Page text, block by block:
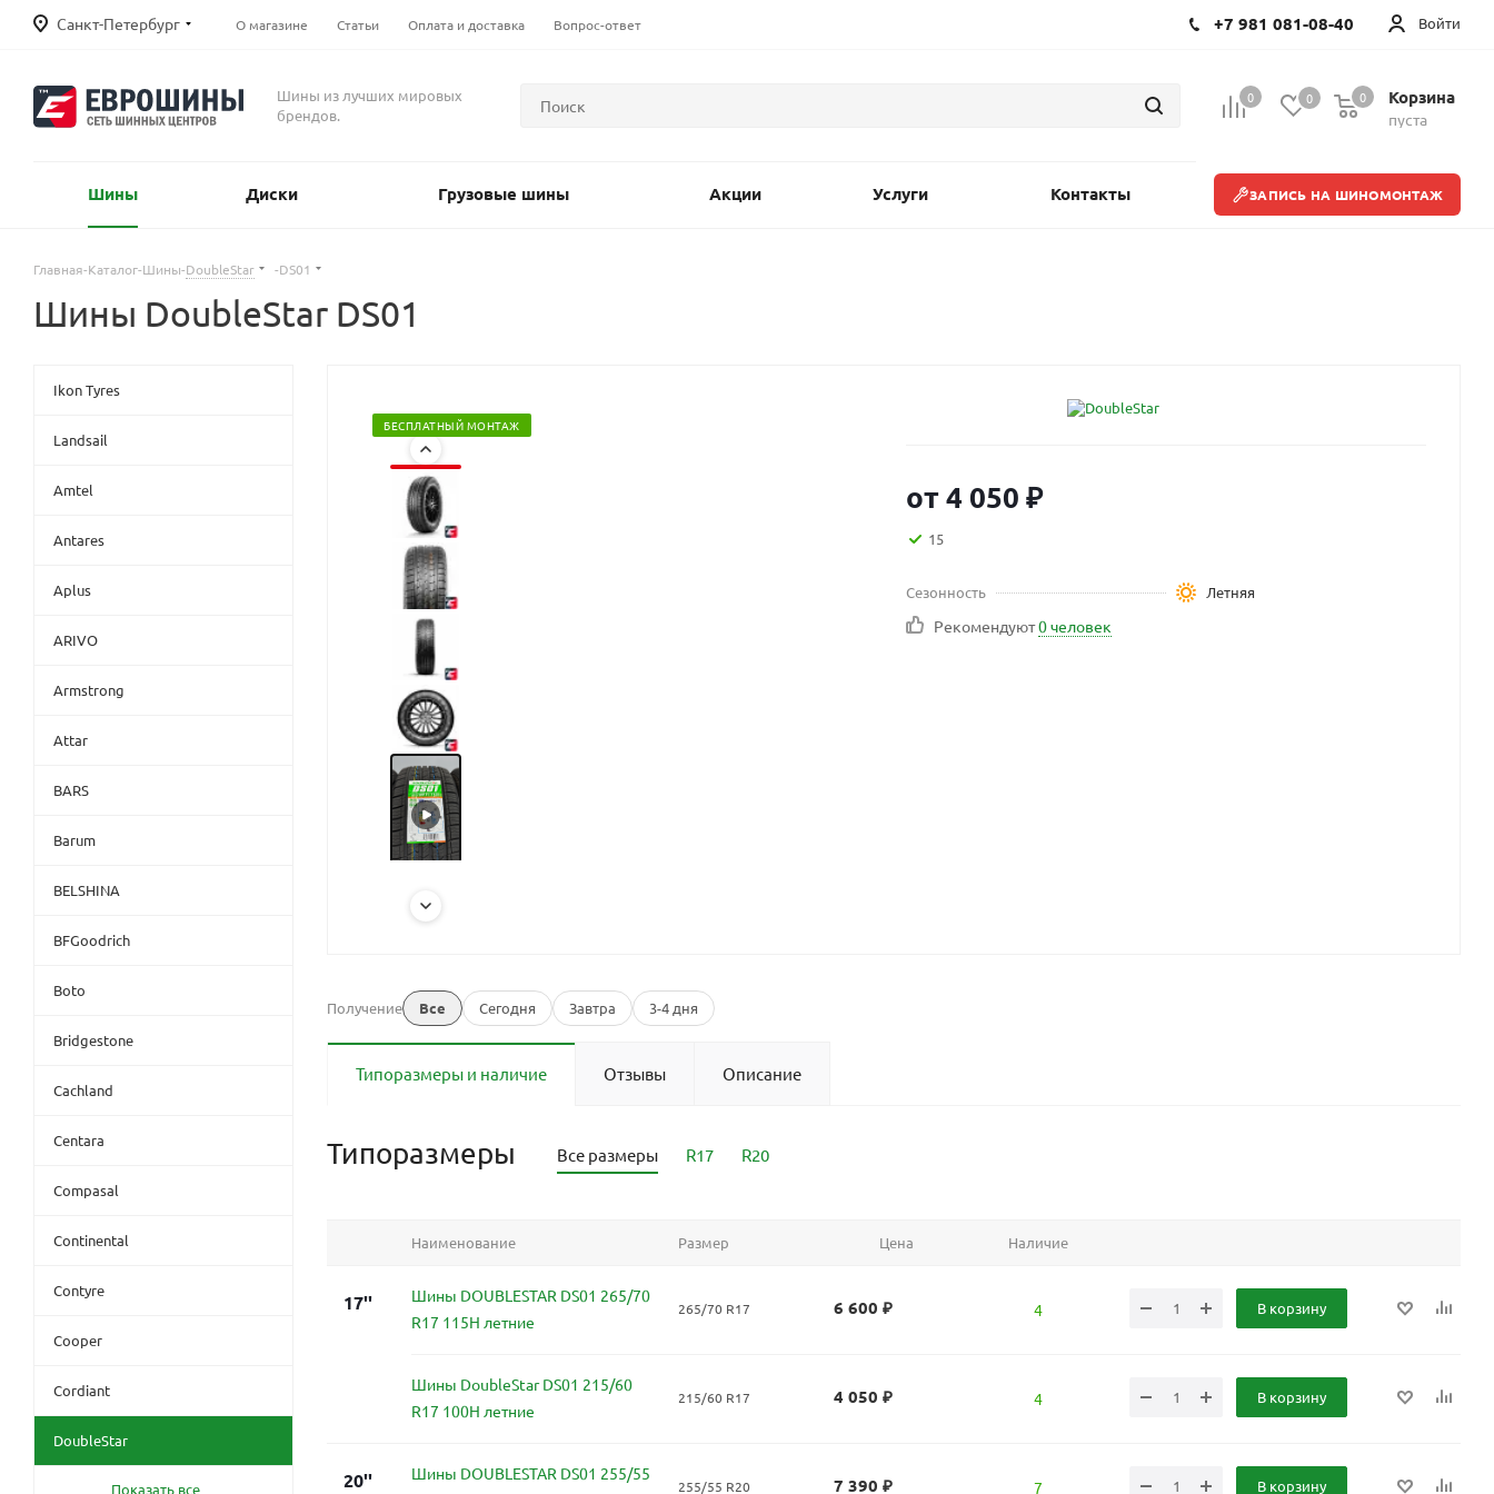
Санкт-Петербург О магазине Статьи Оплата и доставка Вопрос-ответ Войти
+7 981 081-08-40
Шины из лучших мировых
брендов.
0 0 Корзина
пуста
0
Шины Диски Грузовые шины Акции Услуги Контакты ЗАПИСЬ НА ШИНОМОНТАЖ
Главная-Каталог-Шины-DoubleStar -DS01
Шины DoubleStar DS01
БЕСПЛАТНЫЙ МОНТАЖ
от4 050 ₽
15
Сезонность Летняя
Рекомендуют0 человек
Получение Все Сегодня Завтра 3-4 дня
Типоразмеры и наличие Отзывы Описание
Типоразмеры Все размеры R17 R20
Наименование Размер Цена Наличие
17''
Шины DOUBLESTAR DS01 265/70
R17 115H летние
265/70 R17 6 600 ₽ 4 В корзину
Шины DoubleStar DS01 215/60
R17 100H летние
215/60 R17 4 050 ₽ 4 В корзину
20''
Шины DOUBLESTAR DS01 255/55
255/55 R20 7 390 ₽ 7 В корзину
Ikon Tyres
Landsail
Amtel
Antares
Aplus
ARIVO
Armstrong
Attar
BARS
Barum
BELSHINA
BFGoodrich
Boto
Bridgestone
Cachland
Centara
Compasal
Continental
Contyre
Cooper
Cordiant
DoubleStar
Показать все